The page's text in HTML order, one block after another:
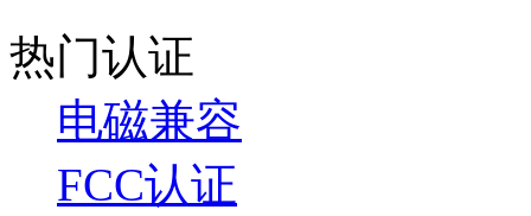
热门认证
电磁兼容
FCC认证